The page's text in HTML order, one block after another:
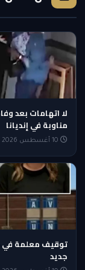
لا اتهامات بعد
مناوبة في إنديانا
توقيف معلمة في
جديد